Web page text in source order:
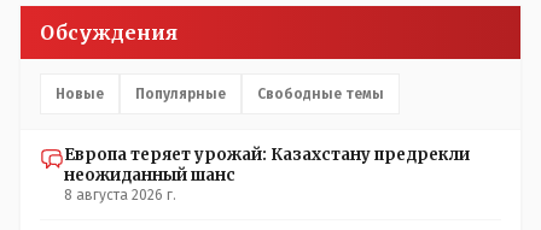
Обсуждения
Новые Популярные Свободные темы
Европа теряет урожай: Казахстану предрекли
неожиданный шанс
8 августа 2026 г.